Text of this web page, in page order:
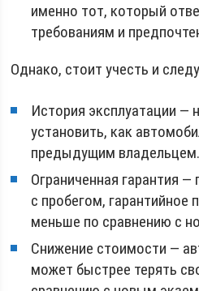
именно тот, который
требованиям и
Однако, стоит учесть и
История эксплуатации —
установить, как
предыдущим владельцем.
Ограниченная гарантия
с пробегом,
меньше по сравнению с
Снижение стоимости —
может быстрее терять